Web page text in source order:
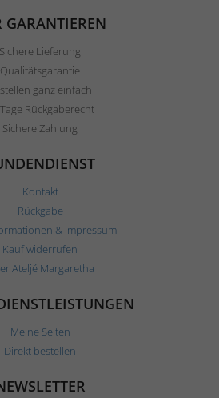
GARANTIEREN
Sichere Lieferung
Qualitätsgarantie
ganz einfach
Rückgaberecht
Sichere Zahlung
Kontakt
Rückgabe
& Impressum
Kauf widerrufen
Ateljé Margaretha
Meine Seiten
Direkt bestellen